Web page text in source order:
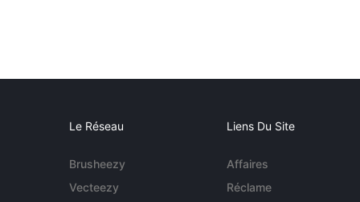
Le Réseau
Brusheezy
Vecteezy
Liens Du Site
Affaires
Réclame